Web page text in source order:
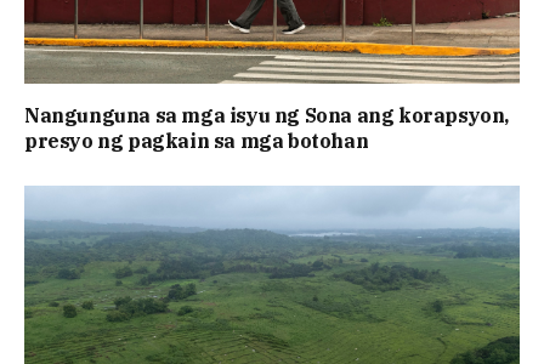
Nangunguna sa mga isyu ng Sona ang korapsyon,
presyo ng pagkain sa mga botohan